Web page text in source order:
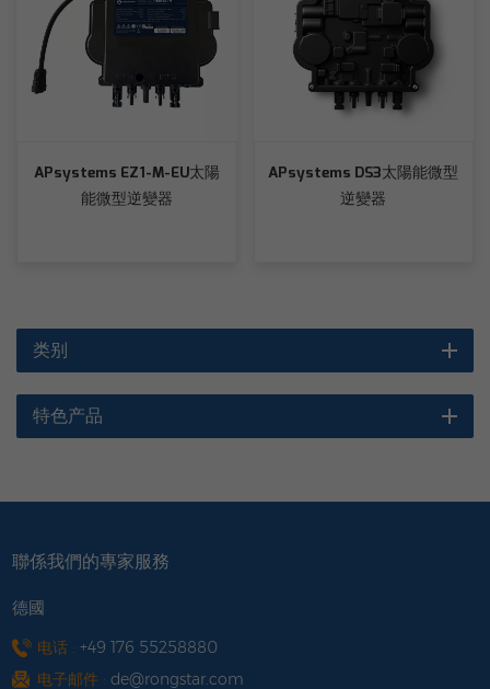
APsystems EZ1-M-EU太陽
能微型逆變器
APsystems DS3太陽能微型
逆變器
类别
特色产品
聯係我們的專家服務
德國
电话 : +49 176 55258880
电子邮件 : de@rongstar.com